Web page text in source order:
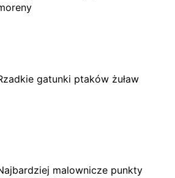
gatunki ptaków żuław
malownicze punkty